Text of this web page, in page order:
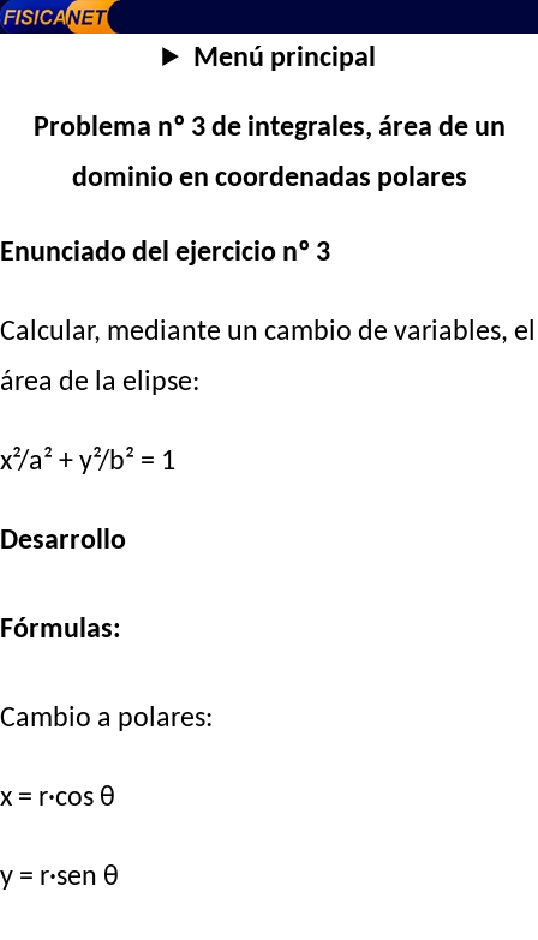
Menú principal
Problema nº 3 de integrales, área de un
dominio en coordenadas polares
Enunciado del ejercicio nº 3
Calcular, mediante un cambio de variables, el
área de la elipse:
x²/a² + y²/b² = 1
Desarrollo
Fórmulas:
Cambio a polares:
x = r·cos θ
y = r·sen θ